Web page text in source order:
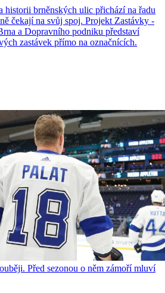
historii brněnských ulic přichází na řadu
čekají na svůj spoj. Projekt Zastávky -
a Dopravního podniku představí
zastávek přímo na označnících.
Před sezonou o něm zámoří mluví